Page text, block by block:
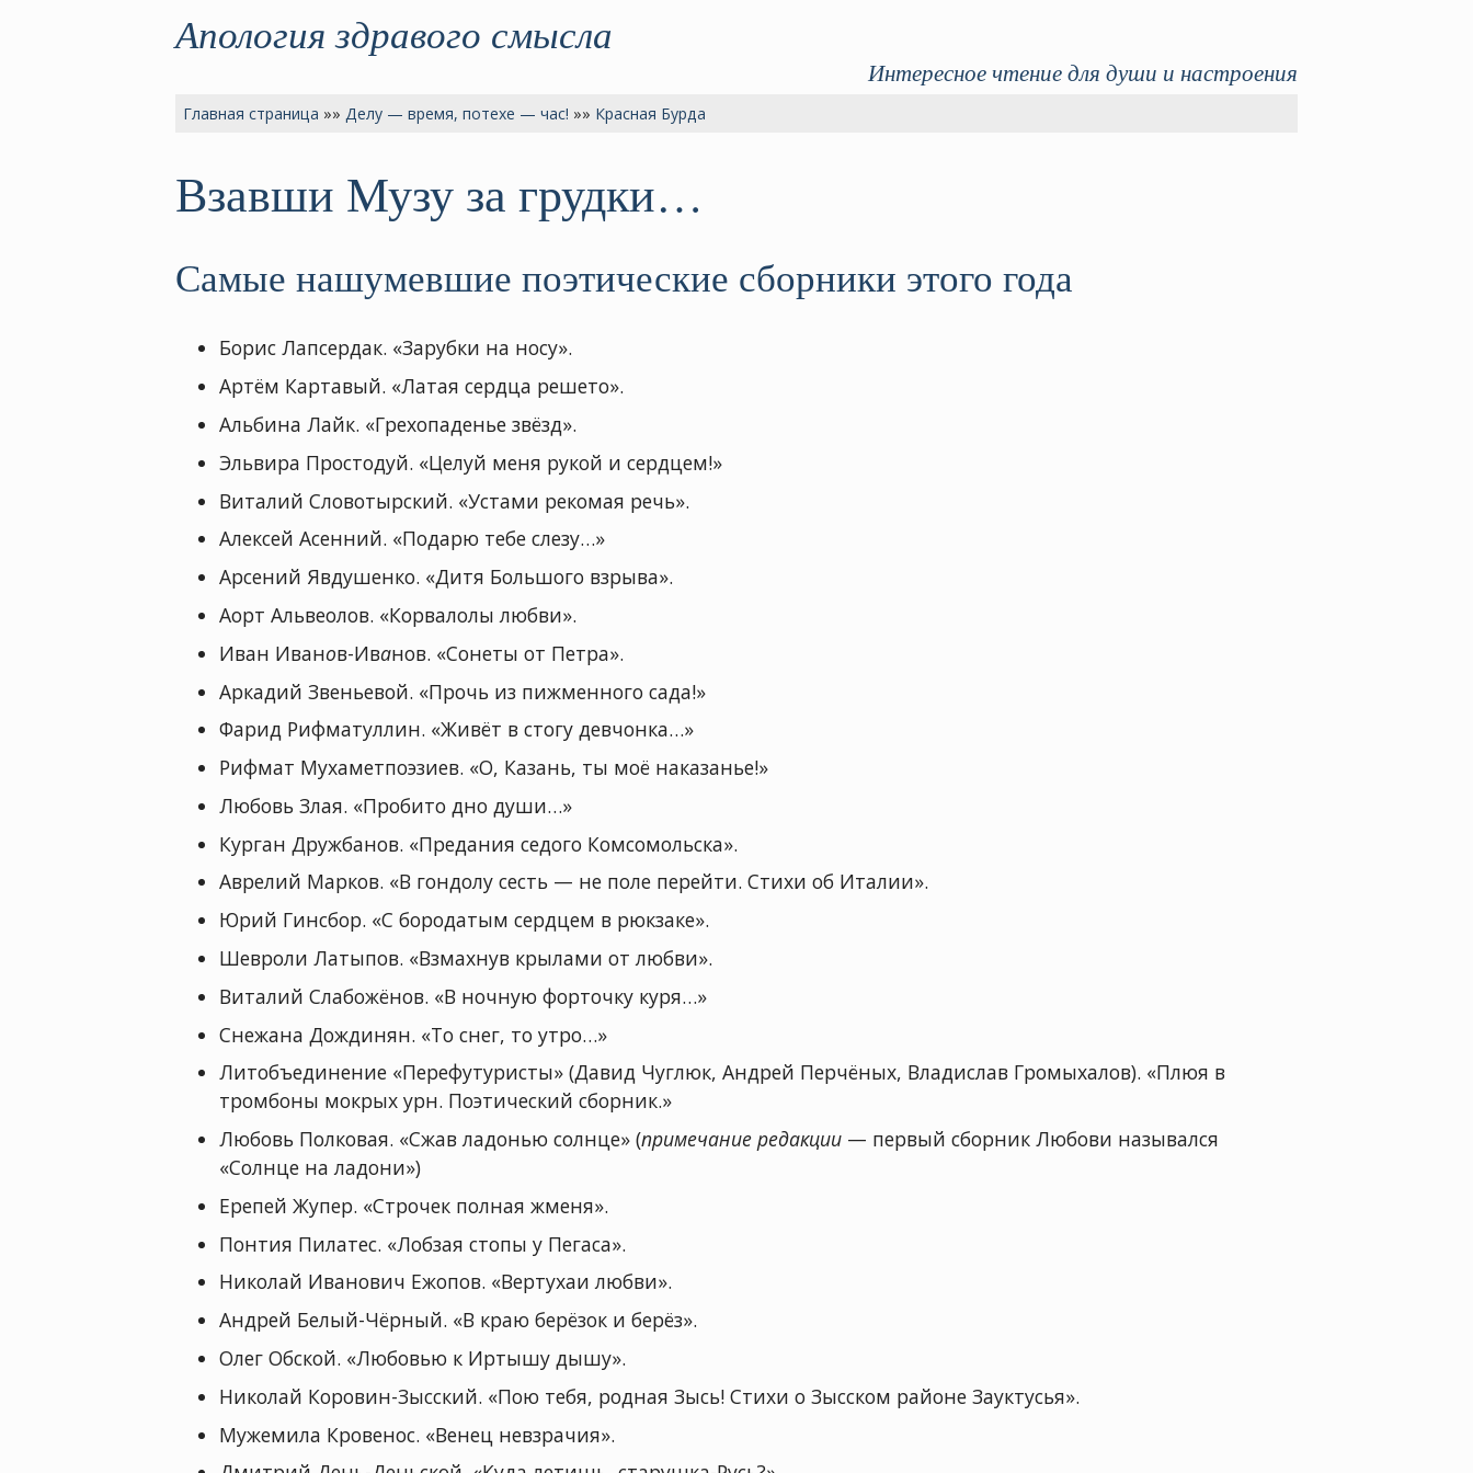
Апология здравого смысла
Интересное чтение для души и настроения
Главная страница »» Делу — время, потехе — час! »» Красная Бурда
Взавши Музу за грудки…
Самые нашумевшие поэтические сборники этого года
Борис Лапсердак. «Зарубки на носу».
Артём Картавый. «Латая сердца решето».
Альбина Лайк. «Грехопаденье звёзд».
Эльвира Простодуй. «Целуй меня рукой и сердцем!»
Виталий Словотырский. «Устами рекомая речь».
Алексей Асенний. «Подарю тебе слезу…»
Арсений Явдушенко. «Дитя Большого взрыва».
Аорт Альвеолов. «Корвалолы любви».
Иван Иванов-Иванов. «Сонеты от Петра».
Аркадий Звеньевой. «Прочь из пижменного сада!»
Фарид Рифматуллин. «Живёт в стогу девчонка…»
Рифмат Мухаметпоэзиев. «О, Казань, ты моё наказанье!»
Любовь Злая. «Пробито дно души…»
Курган Дружбанов. «Предания седого Комсомольска».
Аврелий Марков. «В гондолу сесть — не поле перейти. Стихи об Италии».
Юрий Гинсбор. «С бородатым сердцем в рюкзаке».
Шевроли Латыпов. «Взмахнув крылами от любви».
Виталий Слабожёнов. «В ночную форточку куря…»
Снежана Дождинян. «То снег, то утро…»
Литобъединение «Перефутуристы» (Давид Чуглюк, Андрей Перчёных, Владислав Громыхалов). «Плюя в
тромбоны мокрых урн. Поэтический сборник.»
Любовь Полковая. «Сжав ладонью солнце» (примечание редакции — первый сборник Любови назывался
«Солнце на ладони»)
Ерепей Жупер. «Строчек полная жменя».
Понтия Пилатес. «Лобзая стопы у Пегаса».
Николай Иванович Ежопов. «Вертухаи любви».
Андрей Белый-Чёрный. «В краю берёзок и берёз».
Олег Обской. «Любовью к Иртышу дышу».
Николай Коровин-Зысский. «Пою тебя, родная Зысь! Стихи о Зысском районе Зауктусья».
Мужемила Кровенос. «Венец невзрачия».